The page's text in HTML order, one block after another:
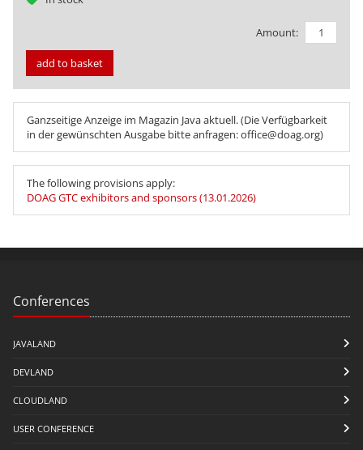
Amount:
add to basket
Ganzseitige Anzeige im Magazin Java aktuell. (Die Verfügbarkeit
in der gewünschten Ausgabe bitte anfragen: office@doag.org)
The following provisions apply:
DOAG GTC exhibitors and sponsors (13.01.2026)
Conferences
JAVALAND
DEVLAND
CLOUDLAND
USER CONFERENCE